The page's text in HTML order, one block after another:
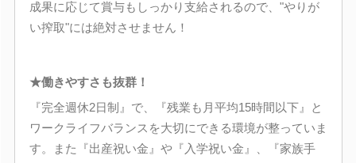
成果に応じて賞与もしっかり支給されるので、"やりが
い搾取"には絶対させません！
★働きやすさも抜群！
『完全週休2日制』で、『残業も月平均15時間以下』と
ワークライフバランスを大切にできる環境が整っていま
す。また『出産祝い金』や『入学祝い金』、『家族手